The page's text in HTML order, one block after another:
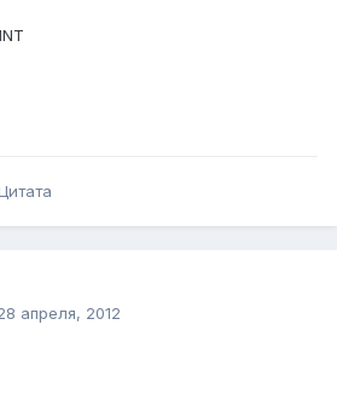
апреля, 2012